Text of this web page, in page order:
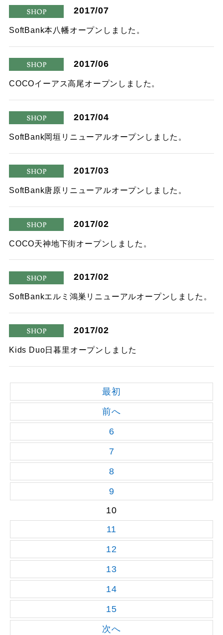
shop
2017/07
SoftBank本八幡オープンしました。
shop
2017/06
COCOイーアス高尾オープンしました。
shop
2017/04
SoftBank岡垣リニューアルオープンしました。
shop
2017/03
SoftBank唐原リニューアルオープンしました。
shop
2017/02
COCO天神地下街オープンしました。
shop
2017/02
SoftBankエルミ鴻巣リニューアルオープンしました。
shop
2017/02
Kids Duo日暮里オープンしました
最初
前へ
6
7
8
9
10
11
12
13
14
15
次へ